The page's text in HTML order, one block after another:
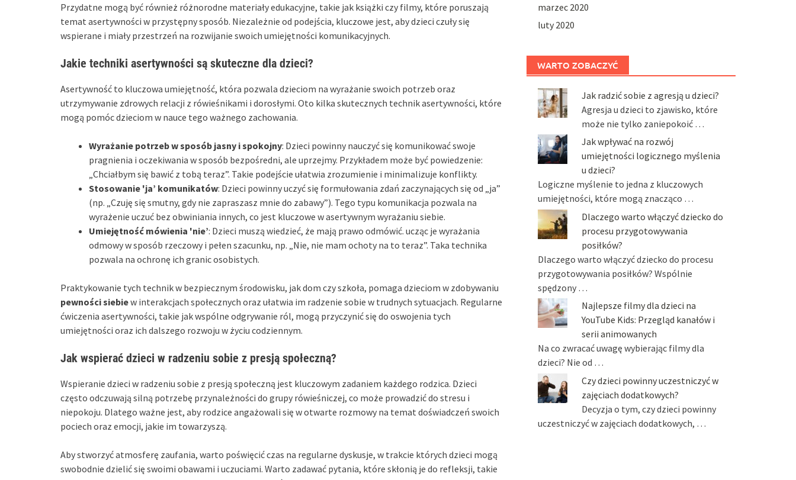
Przydatne mogą być również różnorodne materiały edukacyjne, takie jak książki czy filmy, które poruszają
temat asertywności w przystępny sposób. Niezależnie od podejścia, kluczowe jest, aby dzieci czuły się
wspierane i miały przestrzeń na rozwijanie swoich umiejętności komunikacyjnych.
Jakie techniki asertywności są skuteczne dla dzieci?
Asertywność to kluczowa umiejętność, która pozwala dzieciom na wyrażanie swoich potrzeb oraz
utrzymywanie zdrowych relacji z rówieśnikami i dorosłymi. Oto kilka skutecznych technik asertywności, które
mogą pomóc dzieciom w nauce tego ważnego zachowania.
Wyrażanie potrzeb w sposób jasny i spokojny: Dzieci powinny nauczyć się komunikować swoje
pragnienia i oczekiwania w sposób bezpośredni, ale uprzejmy. Przykładem może być powiedzenie:
„Chciałbym się bawić z tobą teraz”. Takie podejście ułatwia zrozumienie i minimalizuje konflikty.
Stosowanie 'ja’ komunikatów: Dzieci powinny uczyć się formułowania zdań zaczynających się od „ja”
(np. „Czuję się smutny, gdy nie zapraszasz mnie do zabawy”). Tego typu komunikacja pozwala na
wyrażenie uczuć bez obwiniania innych, co jest kluczowe w asertywnym wyrażaniu siebie.
Umiejętność mówienia 'nie’: Dzieci muszą wiedzieć, że mają prawo odmówić. ucząc je wyrażania
odmowy w sposób rzeczowy i pełen szacunku, np. „Nie, nie mam ochoty na to teraz”. Taka technika
pozwala na ochronę ich granic osobistych.
Praktykowanie tych technik w bezpiecznym środowisku, jak dom czy szkoła, pomaga dzieciom w zdobywaniu
pewności siebiew interakcjach społecznych oraz ułatwia im radzenie sobie w trudnych sytuacjach. Regularne
ćwiczenia asertywności, takie jak wspólne odgrywanie ról, mogą przyczynić się do oswojenia tych
umiejętności oraz ich dalszego rozwoju w życiu codziennym.
Jak wspierać dzieci w radzeniu sobie z presją społeczną?
Wspieranie dzieci w radzeniu sobie z presją społeczną jest kluczowym zadaniem każdego rodzica. Dzieci
często odczuwają silną potrzebę przynależności do grupy rówieśniczej, co może prowadzić do stresu i
niepokoju. Dlatego ważne jest, aby rodzice angażowali się w otwarte rozmowy na temat doświadczeń swoich
pociech oraz emocji, jakie im towarzyszą.
Aby stworzyć atmosferę zaufania, warto poświęcić czas na regularne dyskusje, w trakcie których dzieci mogą
swobodnie dzielić się swoimi obawami i uczuciami. Warto zadawać pytania, które skłonią je do refleksji, takie
marzec 2020
luty 2020
WARTO ZOBACZYĆ
Jak radzić sobie z agresją u dzieci?
Agresja u dzieci to zjawisko, które
może nie tylko zaniepokoić …
Jak wpływać na rozwój
umiejętności logicznego myślenia
u dzieci?
Logiczne myślenie to jedna z kluczowych
umiejętności, które mogą znacząco …
Dlaczego warto włączyć dziecko do
procesu przygotowywania
posiłków?
Dlaczego warto włączyć dziecko do procesu
przygotowywania posiłków? Wspólnie
spędzony …
Najlepsze filmy dla dzieci na
YouTube Kids: Przegląd kanałów i
serii animowanych
Na co zwracać uwagę wybierając filmy dla
dzieci? Nie od …
Czy dzieci powinny uczestniczyć w
zajęciach dodatkowych?
Decyzja o tym, czy dzieci powinny
uczestniczyć w zajęciach dodatkowych, …